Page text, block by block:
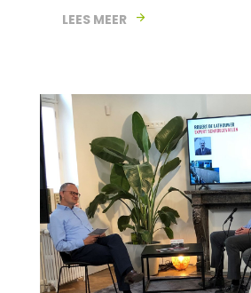
LEES MEER